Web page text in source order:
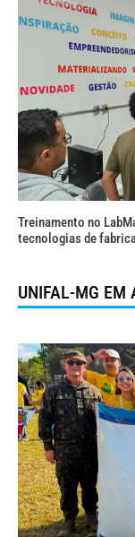
Treinamento no
tecnologias de
UNIFAL-MG EM